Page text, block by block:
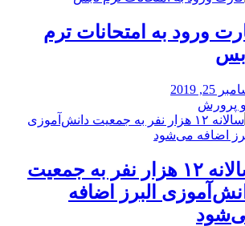
ورود به امتحانات ترم
25, 2019
پرورش
️سالانه ۱۲ هزار نفر به جمعیت
البرز اضافه